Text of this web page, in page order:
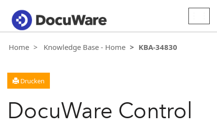
Home Knowledge Base - Home KBA-34830
Drucken
DocuWare Control